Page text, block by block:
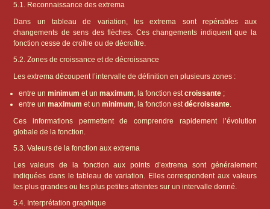
5.1. Reconnaissance des extrema
Dans un tableau de variation, les extrema sont repérables aux
changements de sens des flèches. Ces changements indiquent que la
fonction cesse de croître ou de décroître.
5.2. Zones de croissance et de décroissance
Les extrema découpent l’intervalle de définition en plusieurs zones :
entre unminimum et unmaximum, la fonction estcroissante ;
entre unmaximum et unminimum, la fonction estdécroissante.
Ces informations permettent de comprendre rapidement l’évolution
globale de la fonction.
5.3. Valeurs de la fonction aux extrema
Les valeurs de la fonction aux points d’extrema sont généralement
indiquées dans le tableau de variation. Elles correspondent aux valeurs
les plus grandes ou les plus petites atteintes sur un intervalle donné.
5.4. Interprétation graphique